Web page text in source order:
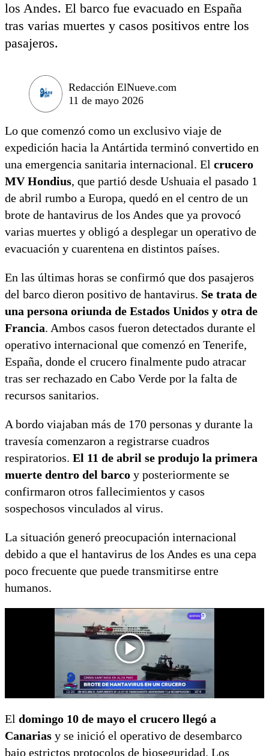
los Andes. El barco fue evacuado en España
tras varias muertes y casos positivos entre los
pasajeros.
Redacción ElNueve.com
11 de mayo 2026
Lo que comenzó como un exclusivo viaje de
expedición hacia la Antártida terminó convertido en
una emergencia sanitaria internacional. El crucero
MV Hondius, que partió desde Ushuaia el pasado 1
de abril rumbo a Europa, quedó en el centro de un
brote de hantavirus de los Andes que ya provocó
varias muertes y obligó a desplegar un operativo de
evacuación y cuarentena en distintos países.
En las últimas horas se confirmó que dos pasajeros
del barco dieron positivo de hantavirus. Se trata de
una persona oriunda de Estados Unidos y otra de
Francia. Ambos casos fueron detectados durante el
operativo internacional que comenzó en Tenerife,
España, donde el crucero finalmente pudo atracar
tras ser rechazado en Cabo Verde por la falta de
recursos sanitarios.
A bordo viajaban más de 170 personas y durante la
travesía comenzaron a registrarse cuadros
respiratorios. El 11 de abril se produjo la primera
muerte dentro del barco y posteriormente se
confirmaron otros fallecimientos y casos
sospechosos vinculados al virus.
La situación generó preocupación internacional
debido a que el hantavirus de los Andes es una cepa
poco frecuente que puede transmitirse entre
humanos.
El domingo 10 de mayo el crucero llegó a
Canarias y se inició el operativo de desembarco
bajo estrictos protocolos de bioseguridad. Los